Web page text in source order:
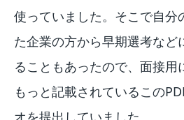
使っていました。そこで自分
た企業の方から早期選考など
ることもあったので、面接用
もっと記載されているこの
オを提出していました。